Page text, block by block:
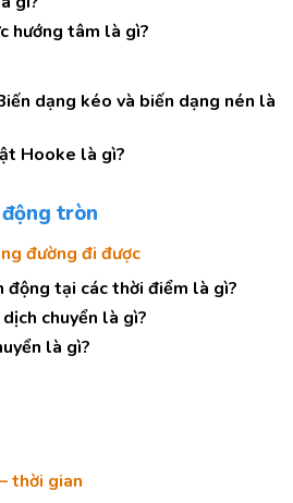
hướng tâm là gì?
dạng kéo và biến dạng nén là
Hooke là gì?
tròn
đường đi được
động tại các thời điểm là gì?
chuyển là gì?
là gì?
thời gian